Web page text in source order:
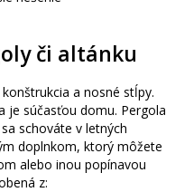
či altánku
a nosné stĺpy.
je súčasťou domu. Pergola
schováte v letných
doplnkom, ktorý môžete
alebo inou popínavou
z: